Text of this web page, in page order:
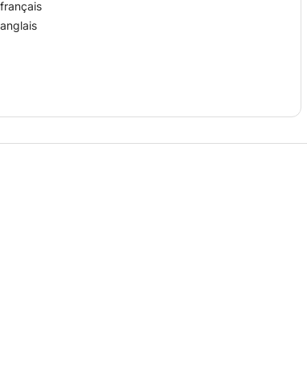
français
anglais